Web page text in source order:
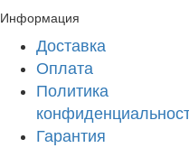
Информация
Доставка
Оплата
Политика
Гарантия